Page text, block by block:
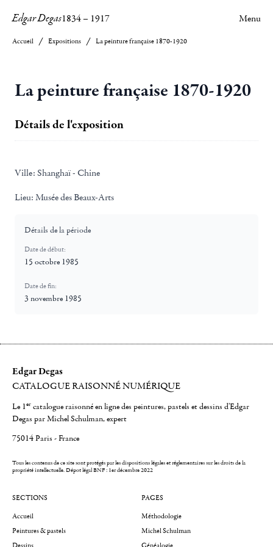
Edgar Degas1834– 1917 Menu
Accueil Expositions La peinture française 1870-1920
La peinture française 1870-1920
Détails de l'exposition
Ville: Shanghaï - Chine
Lieu: Musée des Beaux-Arts
Détails de la période
Date de début:
15 octobre 1985
Date de fin:
3 novembre 1985
Edgar Degas
CATALOGUE RAISONNÉ NUMÉRIQUE
Le 1er catalogue raisonné en ligne des peintures, pastels et dessins d'Edgar
Degas par Michel Schulman, expert
75014 Paris - France
Tous les contenus de ce site sont protégés par les dispositions légales et réglementaires sur les droits de la
propriété intellectuelle.Dépot légal BNF : 1er décembre 2022
SECTIONS
Accueil
Peintures & pastels
PAGES
Méthodologie
Michel Schulman